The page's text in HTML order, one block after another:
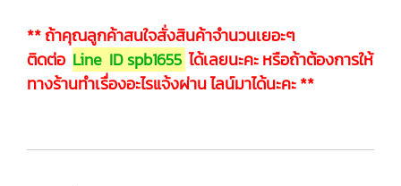
** ถ้าคุณลูกค้าสนใจสั่งสินค้าจำนวนเยอะๆ
ติดต่อ Line ID spb1655 ได้เลยนะคะ หรือถ้าต้องการให้
ทางร้านทำเรื่องอะไรแจ้งผ่าน ไลน์มาได้นะคะ **